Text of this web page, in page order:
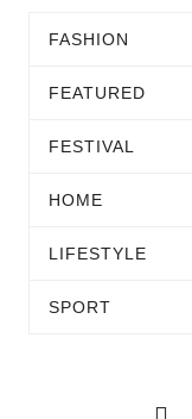
FASHION
FEATURED
FESTIVAL
HOME
LIFESTYLE
SPORT